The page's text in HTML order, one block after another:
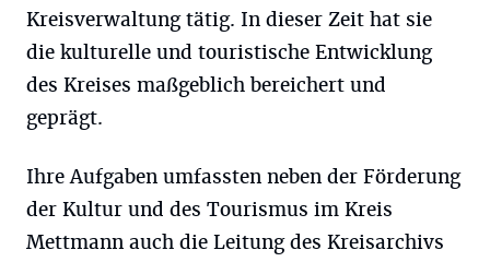
Kreisverwaltung tätig. In dieser Zeit hat sie
die kulturelle und touristische Entwicklung
des Kreises maßgeblich bereichert und
geprägt.
Ihre Aufgaben umfassten neben der Förderung
der Kultur und des Tourismus im Kreis
Mettmann auch die Leitung des Kreisarchivs